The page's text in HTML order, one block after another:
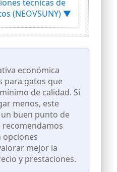
añadido una gran
pequeña campana en
que atrae la atención
total de tres colas, para
experiencia a
través de usb, lo cual
y rápido. El juguete
espera después de 4
reiniciar al tocar en
incluso si no estás en
juguetes para gatos
tu gato ya no esté
aliviar el estrés
técnicas de
(NEOVSUNY) ▼
económica
para gatos que
de calidad. Si
menos, este
buen punto de
recomendamos
mejor la
y prestaciones.